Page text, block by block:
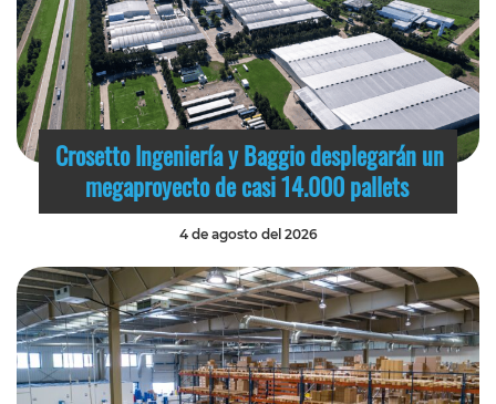
Crosetto Ingeniería y Baggio desplegarán un
megaproyecto de casi 14.000 pallets
4 de agosto del 2026